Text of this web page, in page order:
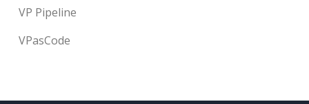
VP Pipeline
VPasCode